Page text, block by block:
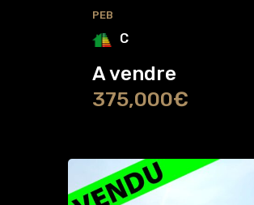
PEB
C
A vendre
375,000€